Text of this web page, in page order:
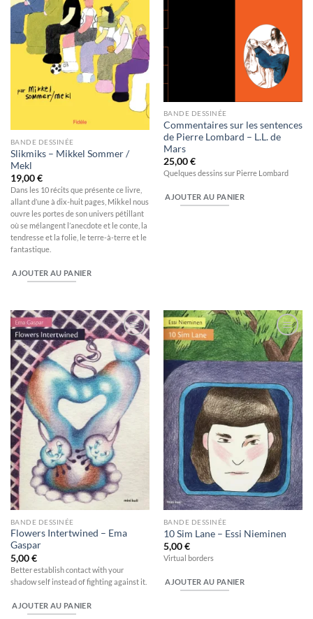
BANDE DESSINÉE
Slikmiks – Mikkel Sommer /
Mekl
19,00€
Dans les 10 récits que présente ce livre,
allant d’une à dix-huit pages, Mikkel nous
ouvre les portes de son univers pétillant
où se mélangent l’anecdote et le conte, la
tendresse et la folie, le terre-à-terre et le
fantastique.
AJOUTER AU PANIER
BANDE DESSINÉE
Commentaires sur les sentences
de Pierre Lombard – L.L. de
Mars
25,00€
Quelques dessins sur Pierre Lombard
AJOUTER AU PANIER
Ajouter
à la
wishlist
BANDE DESSINÉE
Flowers Intertwined – Ema
Gaspar
5,00€
Better establish contact with your
shadow self instead of fighting against it.
AJOUTER AU PANIER
Ajouter
à la
wishlist
BANDE DESSINÉE
10 Sim Lane – Essi Nieminen
5,00€
Virtual borders
AJOUTER AU PANIER